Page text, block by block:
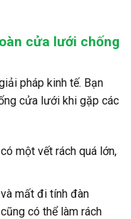
cửa lưới chống
pháp kinh tế. Bạn
cửa lưới khi gặp các
một vết rách quá lớn,
mất đi tính đàn
có thể làm rách